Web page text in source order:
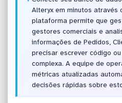
Alteryx em minutos através
plataforma permite que
gestores comerciais e
informações de Pedidos,
precisar escrever código
complexa. A equipe de
métricas atualizadas
decisões rápidas sobre